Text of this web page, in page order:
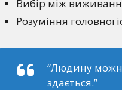
Вибір між
Розуміння
“Людину
здається.”